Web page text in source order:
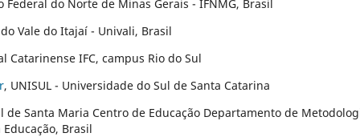
Federal do Norte de Minas Gerais - IFNMG, Brasil
Vale do Itajaí - Univali, Brasil
Catarinense IFC, campus Rio do Sul
, UNISUL - Universidade do Sul de Santa Catarina
de Santa Maria Centro de Educação Departamento de
Brasil